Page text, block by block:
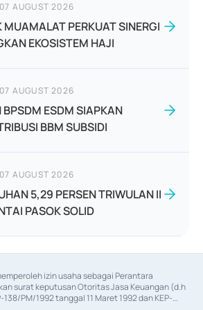
07 AUGUST 2026
MUAMALAT PERKUAT SINERGI
EKOSISTEM HAJI
07 AUGUST 2026
ESDM SIAPKAN
BBM SUBSIDI
07 AUGUST 2026
5,29 PERSEN TRIWULAN II
PASOK SOLID
izin usaha sebagai Perantara
surat keputusan Otoritas Jasa Keuangan (d.h
138/PM/1992 tanggal 11 Maret 1992 dan KEP-